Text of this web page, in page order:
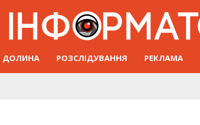
ДОЛИНА РОЗСЛІДУВАННЯ РЕКЛАМА